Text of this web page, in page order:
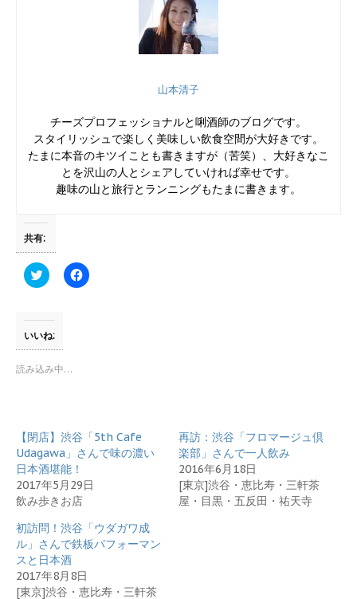
山本清子
チーズプロフェッショナルと唎酒師のブログです。
スタイリッシュで楽しく美味しい飲食空間が大好きです。
たまに本音のキツイことも書きますが（苦笑）、大好きなこ
とを沢山の人とシェアしていければ幸せです。
趣味の山と旅行とランニングもたまに書きます。
共有:
ク
リ
て
T
t
t
有
(
新
し
い
ウ
ィ
ン
ド
ウ
で
開
き
ま
す
)
F
a
ク
リ
ッ
ク
て
く
い
新
し
ウ
ィ
ン
いいね:
読み込み中…
【閉店】渋谷「5th Cafe
Udagawa」さんで味の濃い
日本酒堪能！
2017年5月29日
飲み歩きお店
再訪：渋谷「フロマージュ倶
楽部」さんで一人飲み
2016年6月18日
[東京]渋谷・恵比寿・三軒茶
屋・目黒・五反田・祐天寺
初訪問！渋谷「ウダガワ成
ル」さんで鉄板パフォーマン
スと日本酒
2017年8月8日
[東京]渋谷・恵比寿・三軒茶